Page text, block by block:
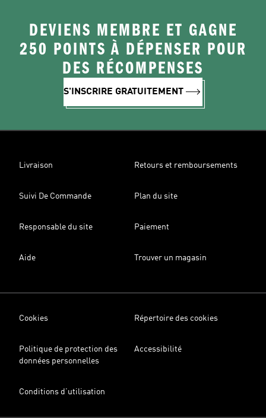
DEVIENS MEMBRE ET GAGNE
250 POINTS À DÉPENSER POUR
DES RÉCOMPENSES
S'INSCRIRE GRATUITEMENT
Livraison Retours et remboursements
Suivi De Commande Plan du site
Responsable du site Paiement
Aide Trouver un magasin
Cookies Répertoire des cookies
Politique de protection des
données personnelles
Accessibilité
Conditions d’utilisation